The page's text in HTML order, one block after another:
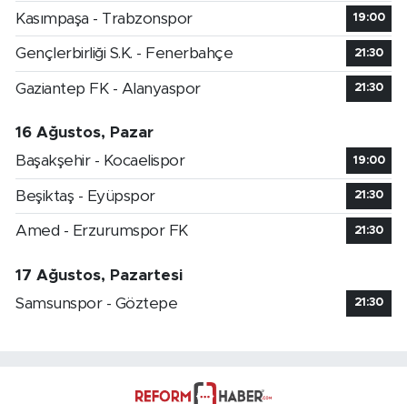
Kasımpaşa - Trabzonspor 19:00
Gençlerbirliği S.K. - Fenerbahçe 21:30
Gaziantep FK - Alanyaspor 21:30
16 Ağustos, Pazar
Başakşehir - Kocaelispor
19:00
Beşiktaş - Eyüpspor 21:30
Amed - Erzurumspor FK 21:30
17 Ağustos, Pazartesi
Samsunspor - Göztepe
21:30